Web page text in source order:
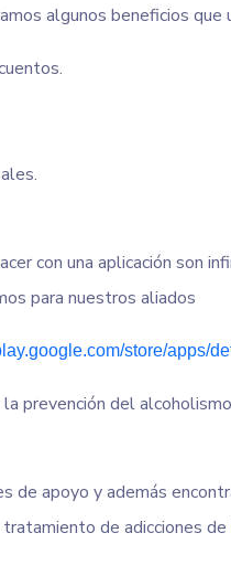
algunos beneficios
con una aplicación son
para nuestros aliados
store/apps/
la prevención del
de apoyo y además
de adicciones de